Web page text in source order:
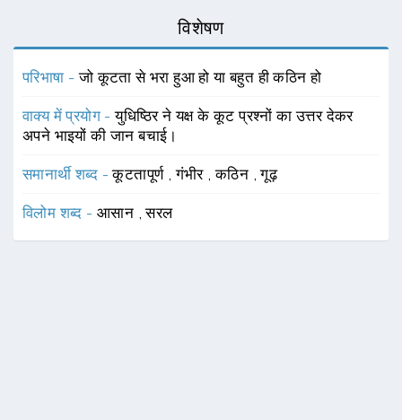
विशेषण
परिभाषा -जो कूटता से भरा हुआ हो या बहुत ही कठिन हो
वाक्य में प्रयोग -युधिष्ठिर ने यक्ष के कूट प्रश्नों का उत्तर देकर
अपने भाइयों की जान बचाई।
समानार्थी शब्द -कूटतापूर्ण ,गंभीर ,कठिन ,गूढ़
विलोम शब्द - आसान ,सरल